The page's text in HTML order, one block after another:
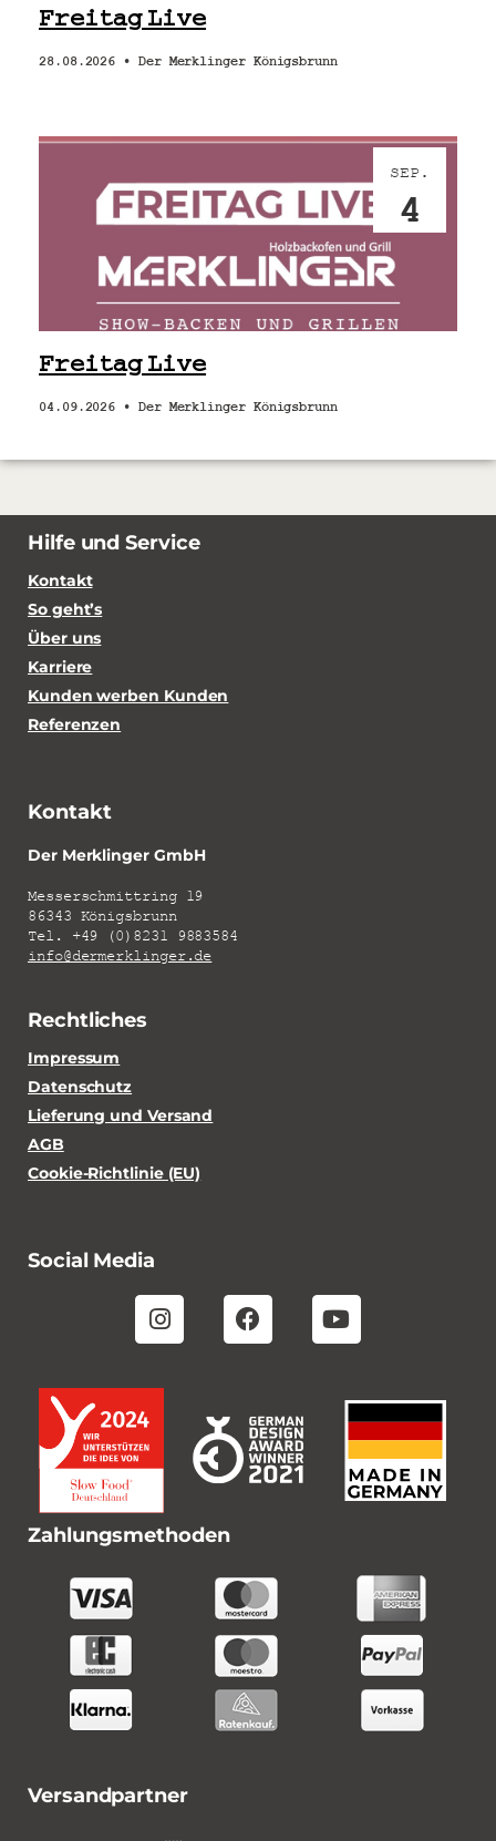
Freitag Live
28.08.2026 • Der Merklinger Königsbrunn
SEP.
4
Freitag Live
04.09.2026 • Der Merklinger Königsbrunn
Hilfe und Service
Kontakt
So geht’s
Über uns
Karriere
Kunden werben Kunden
Referenzen
Kontakt
Der Merklinger GmbH
Messerschmittring 19
86343 Königsbrunn
Tel. +49 (0)8231 9883584
info@dermerklinger.de
Rechtliches
Impressum
Datenschutz
Lieferung und Versand
AGB
Cookie-Richtlinie (EU)
Social Media
Zahlungsmethoden
Versandpartner